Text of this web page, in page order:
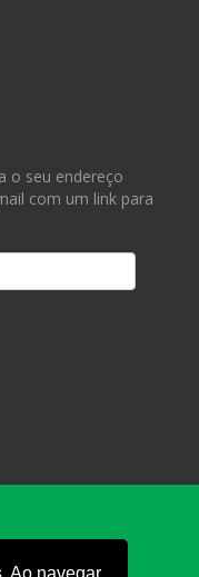
Ao navegar
o seu endereço
com um link para